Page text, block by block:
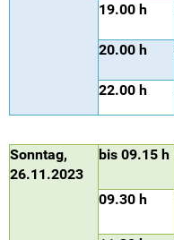
19.00 h
20.00 h
22.00 h
Sonntag,
26.11.2023
bis 09.15 h
09.30 h